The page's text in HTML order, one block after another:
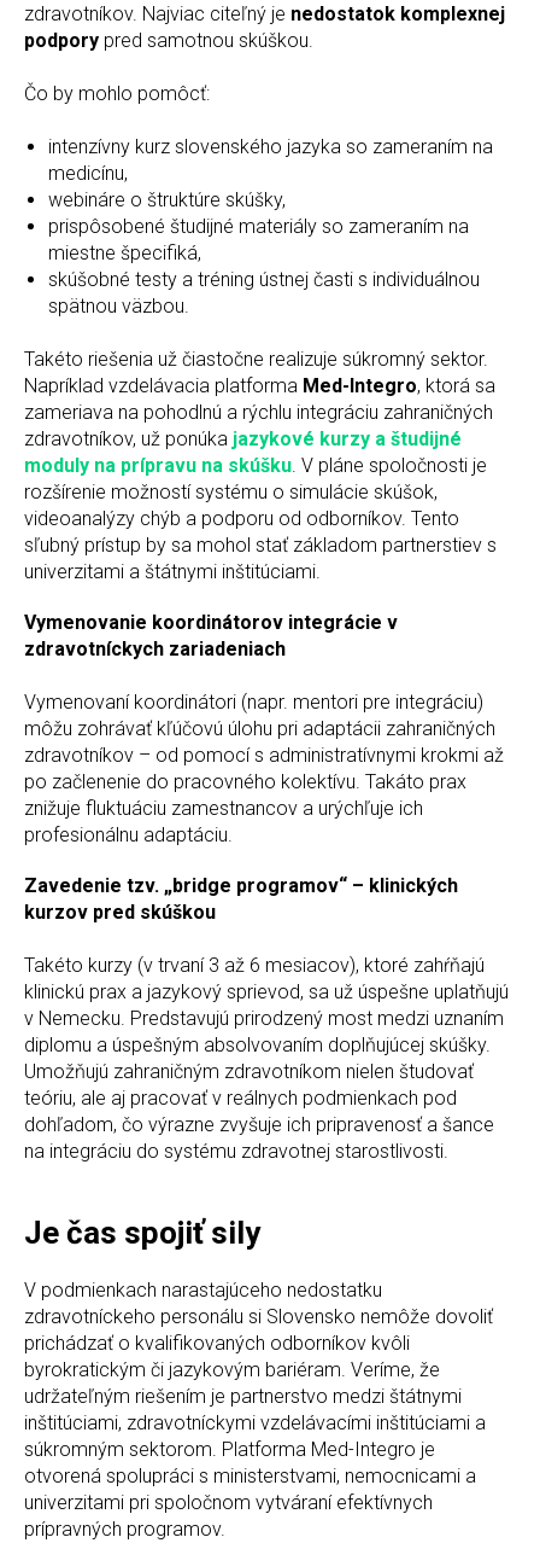
zdravotníkov. Najviac citeľný je nedostatok komplexnej
podpory pred samotnou skúškou.
Čo by mohlo pomôcť:
intenzívny kurz slovenského jazyka so zameraním na
medicínu,
webináre o štruktúre skúšky,
prispôsobené študijné materiály so zameraním na
miestne špecifiká,
skúšobné testy a tréning ústnej časti s individuálnou
spätnou väzbou.
Takéto riešenia už čiastočne realizuje súkromný sektor.
Napríklad vzdelávacia platforma Med-Integro, ktorá sa
zameriava na pohodlnú a rýchlu integráciu zahraničných
zdravotníkov, už ponúka jazykové kurzy a študijné
moduly na prípravu na skúšku. V pláne spoločnosti je
rozšírenie možností systému o simulácie skúšok,
videoanalýzy chýb a podporu od odborníkov. Tento
sľubný prístup by sa mohol stať základom partnerstiev s
univerzitami a štátnymi inštitúciami.
Vymenovanie koordinátorov integrácie v
zdravotníckych zariadeniach
Vymenovaní koordinátori (napr. mentori pre integráciu)
môžu zohrávať kľúčovú úlohu pri adaptácii zahraničných
zdravotníkov – od pomocí s administratívnymi krokmi až
po začlenenie do pracovného kolektívu. Takáto prax
znižuje fluktuáciu zamestnancov a urýchľuje ich
profesionálnu adaptáciu.
Zavedenie tzv. „bridge programov“ – klinických
kurzov pred skúškou
Takéto kurzy (v trvaní 3 až 6 mesiacov), ktoré zahŕňajú
klinickú prax a jazykový sprievod, sa už úspešne uplatňujú
v Nemecku. Predstavujú prirodzený most medzi uznaním
diplomu a úspešným absolvovaním doplňujúcej skúšky.
Umožňujú zahraničným zdravotníkom nielen študovať
teóriu, ale aj pracovať v reálnych podmienkach pod
dohľadom, čo výrazne zvyšuje ich pripravenosť a šance
na integráciu do systému zdravotnej starostlivosti.
Je čas spojiť sily
V podmienkach narastajúceho nedostatku
zdravotníckeho personálu si Slovensko nemôže dovoliť
prichádzať o kvalifikovaných odborníkov kvôli
byrokratickým či jazykovým bariéram. Veríme, že
udržateľným riešením je partnerstvo medzi štátnymi
inštitúciami, zdravotníckymi vzdelávacími inštitúciami a
súkromným sektorom. Platforma Med-Integro je
otvorená spolupráci s ministerstvami, nemocnicami a
univerzitami pri spoločnom vytváraní efektívnych
prípravných programov.